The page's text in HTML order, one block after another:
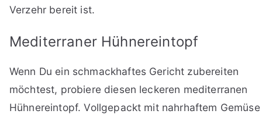
Verzehr bereit ist.
Mediterraner Hühnereintopf
Wenn Du ein schmackhaftes Gericht zubereiten
möchtest, probiere diesen leckeren mediterranen
Hühnereintopf. Vollgepackt mit nahrhaftem Gemüse